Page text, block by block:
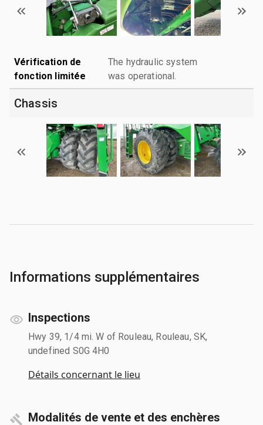
Vérification de
fonction limitée
The hydraulic system
was operational.
Chassis
Informations supplémentaires
Inspections
Hwy 39, 1/4 mi. W of Rouleau, Rouleau, SK,
undefined S0G 4H0
Détails concernant le lieu
Modalités de vente et des enchères